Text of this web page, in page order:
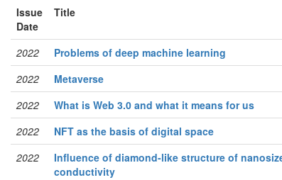
Issue
Date
Title
2022 Problems of deep machine learning
2022
Metaverse
2022
What is Web 3.0 and what it means for us
2022
NFT as the basis of digital space
2022
Influence of diamond-like structure of
conductivity